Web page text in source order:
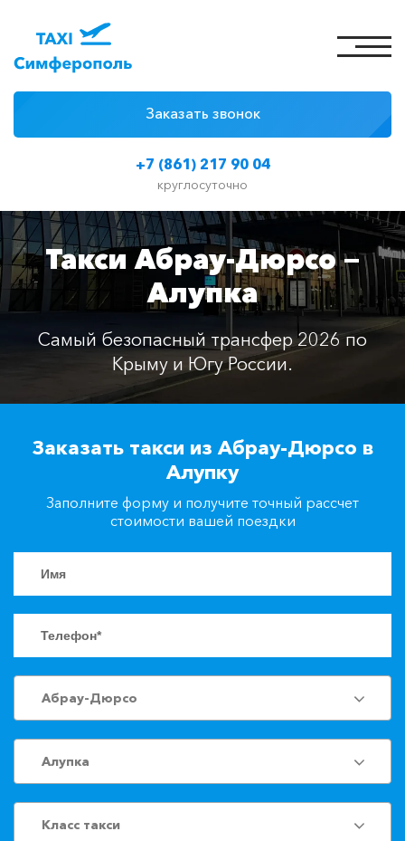
+7 (861) 217 90 04
круглосуточно
Заказать звонок
Цены на такси
Классы автомобилей
Отзывы
Контакты
+7(861)217-90-04
Заказать такси
Такси Абрау-Дюрсо —
Алупка
Самый безопасный трансфер 2026 по
Крыму и Югу России.
Заказать такси из Абрау-Дюрсо в
Алупку
Заполните форму и получите точный рассчет
стоимости вашей поездки
Абрау-Дюрсо
Алупка
Класс такси